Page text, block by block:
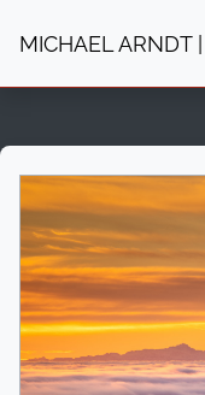
MICHAEL ARNDT |